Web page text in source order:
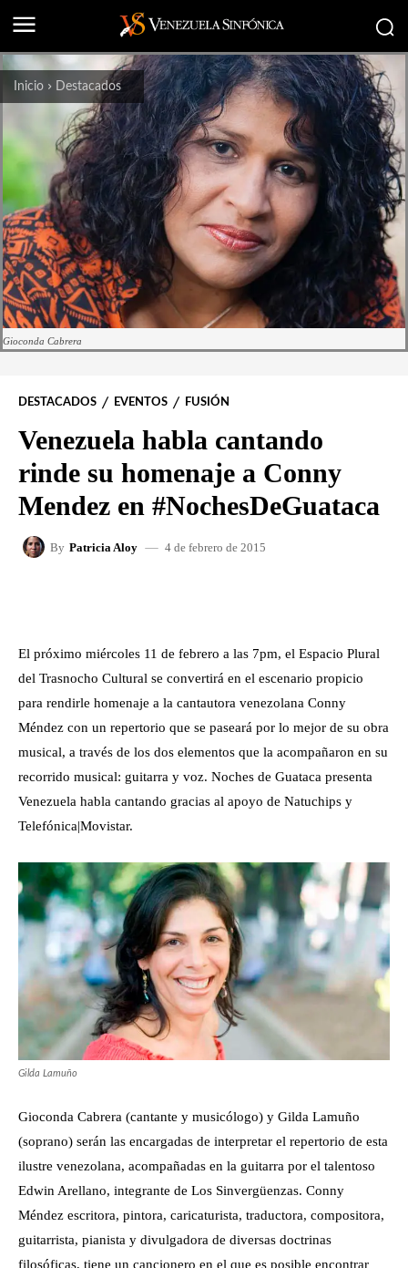
Inicio Destacados
Gioconda Cabrera
DESTACADOS EVENTOS FUSIÓN
Venezuela habla cantando
rinde su homenaje a Conny
Mendez en #NochesDeGuataca
By Patricia Aloy 4 de febrero de 2015
El próximo miércoles 11 de febrero a las 7pm, el Espacio Plural
del Trasnocho Cultural se convertirá en el escenario propicio
para rendirle homenaje a la cantautora venezolana Conny
Méndez con un repertorio que se paseará por lo mejor de su obra
musical, a través de los dos elementos que la acompañaron en su
recorrido musical: guitarra y voz. Noches de Guataca presenta
Venezuela habla cantando gracias al apoyo de Natuchips y
Telefónica|Movistar.
Gilda Lamuño
Gioconda Cabrera (cantante y musicólogo) y Gilda Lamuño
(soprano) serán las encargadas de interpretar el repertorio de esta
ilustre venezolana, acompañadas en la guitarra por el talentoso
Edwin Arellano, integrante de Los Sinvergüenzas. Conny
Méndez escritora, pintora, caricaturista, traductora, compositora,
guitarrista, pianista y divulgadora de diversas doctrinas
filosóficas, tiene un cancionero en el que es posible encontrar